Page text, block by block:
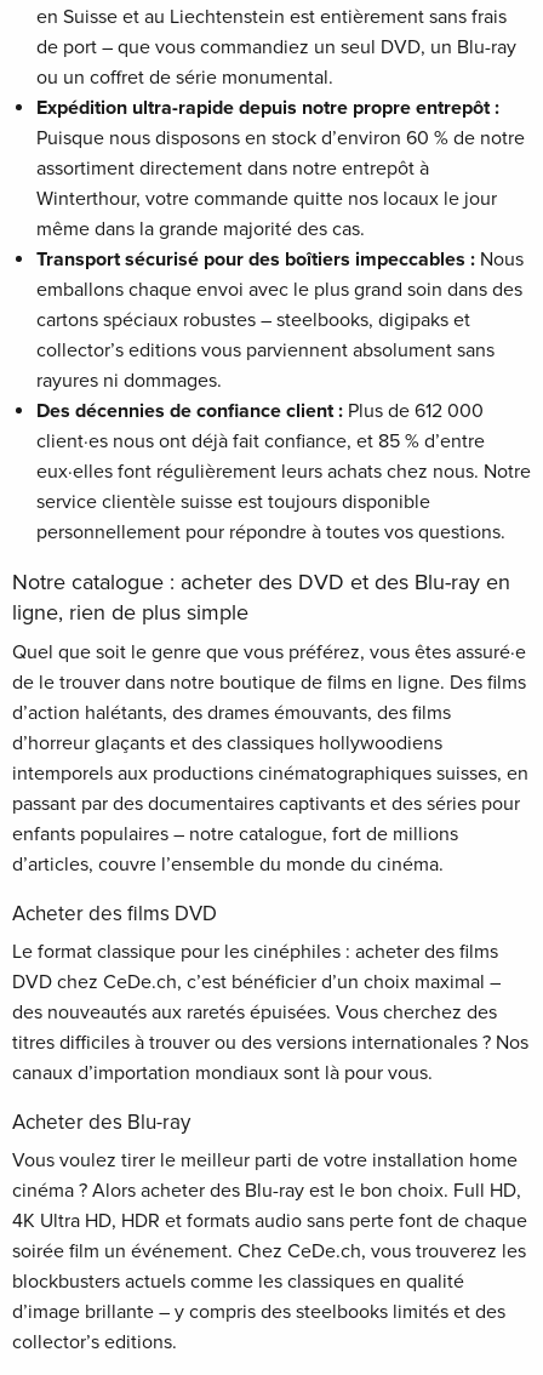
en Suisse et au Liechtenstein est entièrement sans frais
de port – que vous commandiez un seul DVD, un Blu-ray
ou un coffret de série monumental.
Expédition ultra-rapide depuis notre propre entrepôt :
Puisque nous disposons en stock d’environ 60 % de notre
assortiment directement dans notre entrepôt à
Winterthour, votre commande quitte nos locaux le jour
même dans la grande majorité des cas.
Transport sécurisé pour des boîtiers impeccables : Nous
emballons chaque envoi avec le plus grand soin dans des
cartons spéciaux robustes – steelbooks, digipaks et
collector’s editions vous parviennent absolument sans
rayures ni dommages.
Des décennies de confiance client : Plus de 612 000
client·es nous ont déjà fait confiance, et 85 % d’entre
eux·elles font régulièrement leurs achats chez nous. Notre
service clientèle suisse est toujours disponible
personnellement pour répondre à toutes vos questions.
Notre catalogue : acheter des DVD et des Blu-ray en
ligne, rien de plus simple
Quel que soit le genre que vous préférez, vous êtes assuré·e
de le trouver dans notre boutique de films en ligne. Des films
d’action halétants, des drames émouvants, des films
d’horreur glaçants et des classiques hollywoodiens
intemporels aux productions cinématographiques suisses, en
passant par des documentaires captivants et des séries pour
enfants populaires – notre catalogue, fort de millions
d’articles, couvre l’ensemble du monde du cinéma.
Acheter des films DVD
Le format classique pour les cinéphiles : acheter des films
DVD chez CeDe.ch, c’est bénéficier d’un choix maximal –
des nouveautés aux raretés épuisées. Vous cherchez des
titres difficiles à trouver ou des versions internationales ? Nos
canaux d’importation mondiaux sont là pour vous.
Acheter des Blu-ray
Vous voulez tirer le meilleur parti de votre installation home
cinéma ? Alors acheter des Blu-ray est le bon choix. Full HD,
4K Ultra HD, HDR et formats audio sans perte font de chaque
soirée film un événement. Chez CeDe.ch, vous trouverez les
blockbusters actuels comme les classiques en qualité
d’image brillante – y compris des steelbooks limités et des
collector’s editions.